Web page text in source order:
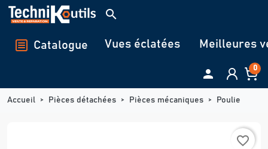
Panneau de gestion des cookies
search
Catalogue Vues éclatées Meilleures
 0
Accueil Pièces détachées Pièces mécaniques Poulie
favorite_border